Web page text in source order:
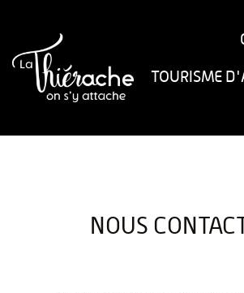
TOURISME
Accueil› Pratique›
NOUS